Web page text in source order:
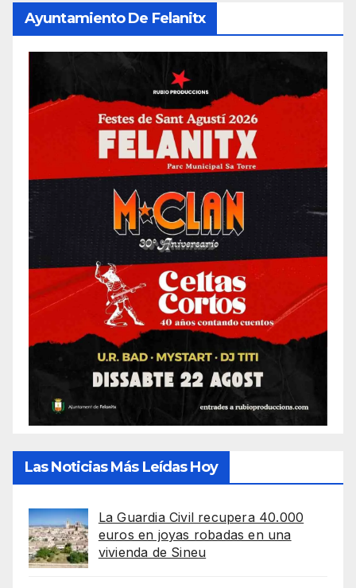
Ayuntamiento De Felanitx
Las Noticias Más Leídas Hoy
La Guardia Civil recupera 40.000
euros en joyas robadas en una
vivienda de Sineu